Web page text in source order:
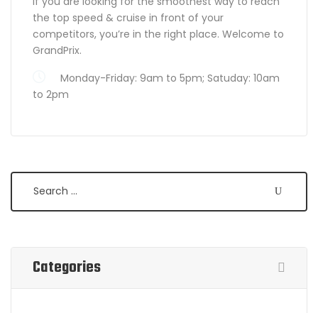
the top speed & cruise in front of your
competitors, you’re in the right place. Welcome to
GrandPrix.
Monday-Friday: 9am to 5pm; Satuday: 10am
to 2pm
Categories